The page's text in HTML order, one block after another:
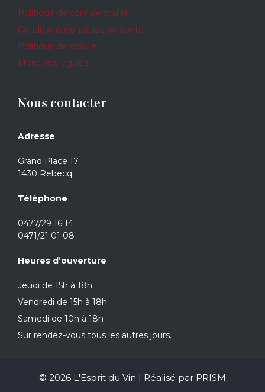
Politique de confidentialité
Conditions générales de vente
Politique de cookie
Mentions légales
Nous contacter
Adresse
Grand Place 17
1430 Rebecq
Téléphone
0477/29 16 14
0471/21 01 08
Heures d’ouverture
Jeudi de 15h à 18h
Vendredi de 15h à 18h
Samedi de 10h à 18h
Sur rendez-vous tous les autres jours.
© 2026 L'Esprit du Vin | Réalisé par PRISM